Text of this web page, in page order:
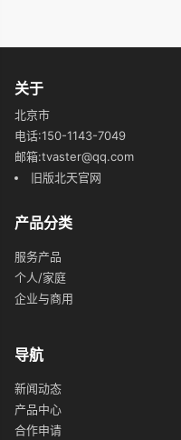
关于
北京市
电话:150-1143-7049
邮箱:tvaster@qq.com
旧版北天官网
产品分类
服务产品
个人/家庭
企业与商用
导航
新闻动态
产品中心
合作申请